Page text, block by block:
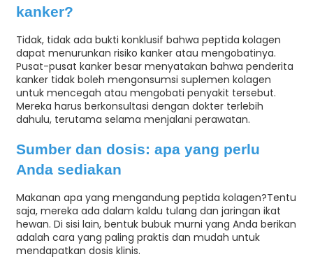
kanker?
Tidak, tidak ada bukti konklusif bahwa peptida kolagen
dapat menurunkan risiko kanker atau mengobatinya.
Pusat-pusat kanker besar menyatakan bahwa penderita
kanker tidak boleh mengonsumsi suplemen kolagen
untuk mencegah atau mengobati penyakit tersebut.
Mereka harus berkonsultasi dengan dokter terlebih
dahulu, terutama selama menjalani perawatan.
Sumber dan dosis: apa yang perlu
Anda sediakan
Makanan apa yang mengandung peptida kolagen?Tentu
saja, mereka ada dalam kaldu tulang dan jaringan ikat
hewan. Di sisi lain, bentuk bubuk murni yang Anda berikan
adalah cara yang paling praktis dan mudah untuk
mendapatkan dosis klinis.